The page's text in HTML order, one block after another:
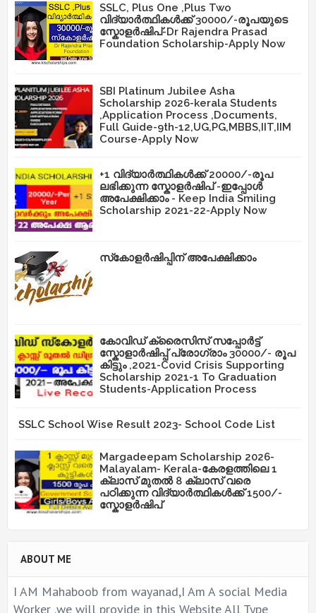
SSLC, Plus One ,Plus Two
വിദ്യാർത്ഥികൾക്ക് 30000/-രൂപയുടെ
സ്കോളർഷിപ്-Dr Rajendra Prasad
Foundation Scholarship-Apply Now
SBI Platinum Jubilee Asha
Scholarship 2026-kerala Students
,Application Process ,Documents,
Full Guide-9th-12,UG,PG,MBBS,IIT,IIM
Course-Apply Now
+1 വിദ്യാർത്ഥികൾക്ക് 20000/-രൂപ
ലഭിക്കുന്ന സ്കോളർഷിപ് -ഇപ്പോൾ
അപേക്ഷിക്കാം - Keep India Smiling
Scholarship 2021-22-Apply Now
സ്‌കോളർഷിപ്പിന് അപേക്ഷിക്കാം
കോവിഡ് ക്രൈസിസ് സപ്പോർട്ട്
സ്കോളാർഷിപ്പ് പ്രോഗ്രാം 30000/- രൂപ
കിട്ടും ,2021-Covid Crisis Supporting
Scholarship 2021-1 To Graduation
Students-Application Process
SSLC School Wise Result 2023- School Code List
Margadeepam Scholarship 2026-
Malayalam- Kerala-കേരളത്തിലെ 1
ക്ലാസ് മുതൽ 8 ക്ലാസ് വരെ
പഠിക്കുന്ന വിദ്യാർത്ഥികൾക്ക് 1500/-
സ്കോളർഷിപ്
ABOUT ME
I AM Mahaboob from wayanad,I Am A social Media
Worker .we will provide in this Website All Type